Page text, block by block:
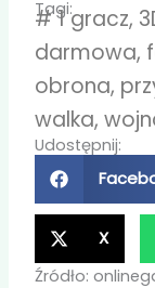
Tagi:
#1 gracz,
darmowa,
obrona,
walka,
Udostępnij:
X
Źródło: